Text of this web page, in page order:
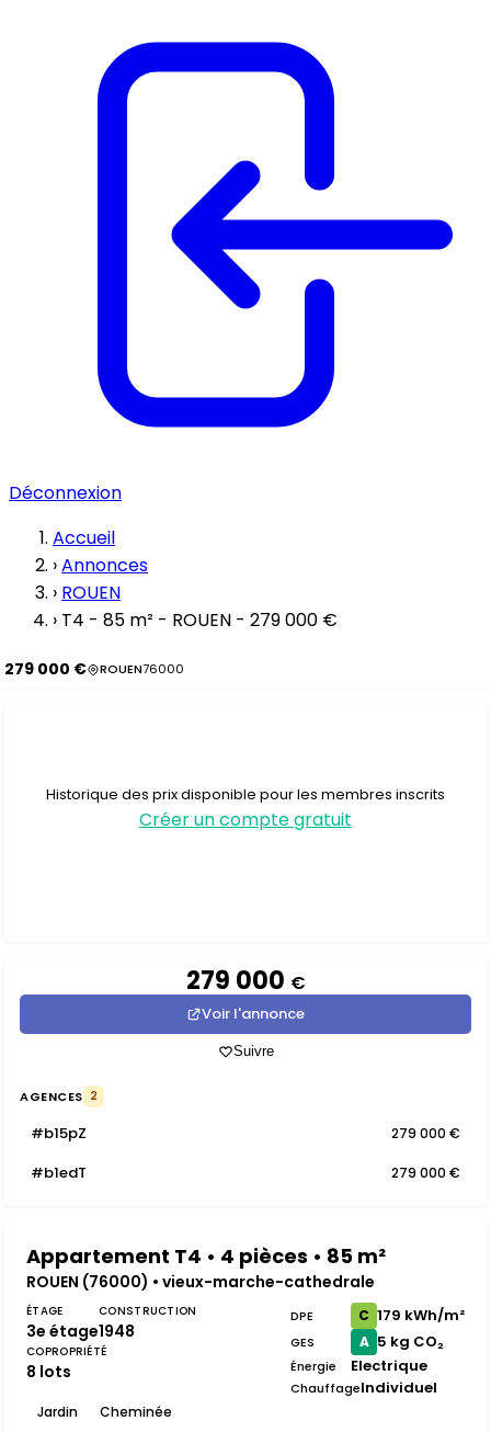
Déconnexion
Accueil
›Annonces
› ROUEN
› T4 - 85 m² - ROUEN - 279 000 €
279 000 € ROUEN76000
Historique des prix disponible pour les membres inscrits
Créer un compte gratuit
279 000 €
Voir l'annonce
Suivre
AGENCES 2
#b15pZ 279 000 €
#b1edT 279 000 €
Appartement T4 • 4 pièces • 85 m²
ROUEN (76000) • vieux-marche-cathedrale
ÉTAGE
3e étage
CONSTRUCTION
1948
COPROPRIÉTÉ
8 lots
Jardin
Cheminée
DPE C 179 kWh/m²
GES A 5 kg CO₂
Énergie Electrique
ChauffageIndividuel